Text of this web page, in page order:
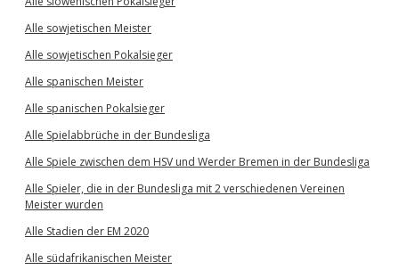
Alle sowjetischen Meister
Alle sowjetischen Pokalsieger
Alle spanischen Meister
Alle spanischen Pokalsieger
Alle Spielabbrüche in der Bundesliga
Alle Spiele zwischen dem HSV und Werder Bremen in der Bundesliga
Alle Spieler, die in der Bundesliga mit 2 verschiedenen Vereinen
Meister wurden
Alle Stadien der EM 2020
Alle südafrikanischen Meister